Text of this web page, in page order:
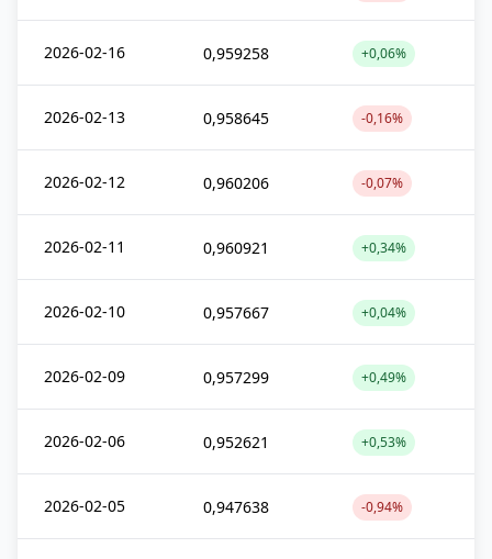
2026-02-16 0,959258 +0,06%
2026-02-13 0,958645 -0,16%
2026-02-12 0,960206 -0,07%
2026-02-11 0,960921 +0,34%
2026-02-10 0,957667 +0,04%
2026-02-09 0,957299 +0,49%
2026-02-06 0,952621 +0,53%
2026-02-05 0,947638 -0,94%